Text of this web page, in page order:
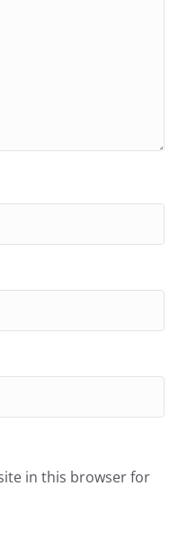
in this browser for